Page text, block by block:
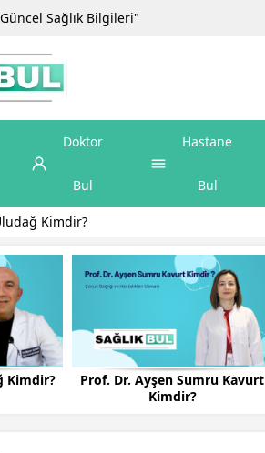
Sağlık Bilgileri"
Doktor
Bul
Hastane
Bul
Kavurt Kimdir?
Kimdir?
Prof. Dr. Ayşen Sumru Kavurt
Kimdir?